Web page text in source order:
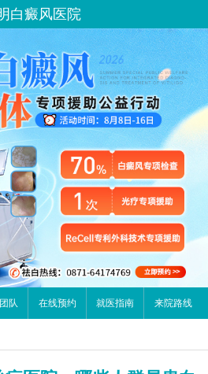
白癜风医院
队 在线预约 就医指南 来院路线